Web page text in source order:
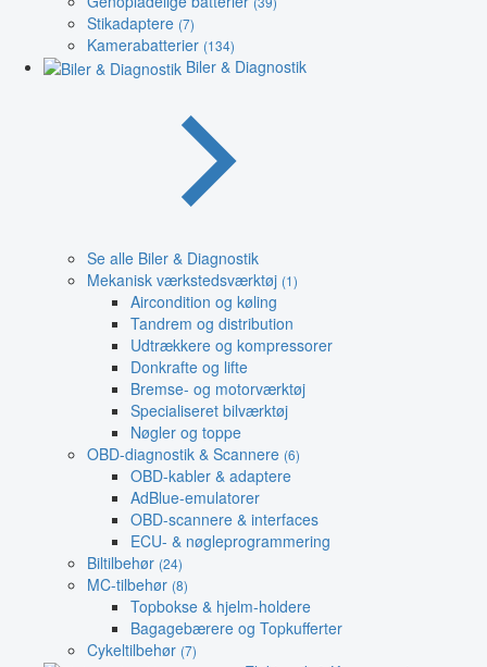
Stikadaptere (7)
Kamerabatterier (134)
Biler & Diagnostik
Se alle Biler & Diagnostik
Mekanisk værkstedsværktøj (1)
Aircondition og køling
Tandrem og distribution
Udtrækkere og kompressorer
Donkrafte og lifte
Bremse- og motorværktøj
Specialiseret bilværktøj
Nøgler og toppe
OBD-diagnostik & Scannere (6)
OBD-kabler & adaptere
AdBlue-emulatorer
OBD-scannere & interfaces
ECU- & nøgleprogrammering
Biltilbehør (24)
MC-tilbehør (8)
Topbokse & hjelm-holdere
Bagagebærere og Topkufferter
Cykeltilbehør (7)